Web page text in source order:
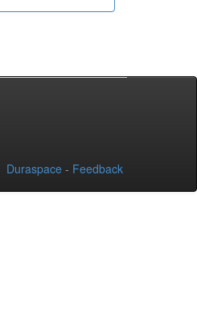
Duraspace - Feedback